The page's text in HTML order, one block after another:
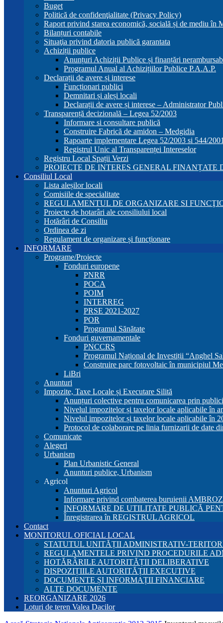
Buget
Politică de confidenţialitate (Privacy Policy)
Raport privind starea economică, socială și de mediu în
Bilanțuri contabile
Situaţia privind datoria publică garantata
Achiziții publice
Anunțuri Achiziții Publice și finanțări
Programul Anual al Achizițiilor Publice P.A.A.P.
Declarații de avere și interese
Funcționari publici
Demnitari și aleși locali
Declarații de avere și interese – Administrator
Transparență decizională – Legea 52/2003
Informare si consultare publică
Construire Fabrică de amidon – Medgidia
Rapoarte implementare Legea 52/2003 si 544/2001
Registrul Unic al Transparenței Intereselor
Registru Local Spații Verzi
PROIECTE DE INTERES GENERAL
Consiliul Local
Lista aleșilor locali
Comisiile de specialitate
REGULAMENTUL DE ORGANIZARE SI
Proiecte de hotarâri ale consiliului local
Hotărâri de Consiliu
Ordinea de zi
Regulament de organizare și funcționare
INFORMARE
Programe/Proiecte
Fonduri europene
PNRR
POCA
POIM
INTERREG
PRSE 2021-2027
POR
Programul Sănătate
Fonduri guvernamentale
PNCCRS
Programul Național de Investiții “Anghel
Construire parc fotovoltaic în municipiul
LiBri
Anunturi
Impozite, Taxe Locale și Executare Silită
Anunțuri colective pentru comunicarea prin
Nivelul impozitelor și taxelor locale aplicabile în
Nivelul impozitelor și taxelor locale aplicabile în
Protocol de colaborare pe linia furnizarii de date
Comunicate
Alegeri
Urbanism
Plan Urbanistic General
Anunturi publice, Urbanism
Agricol
Anunturi Agricol
Informare privind combaterea buruienii
INFORMARE DE UTILITATE PUBLICĂ
Înregistrarea în REGISTRUL AGRICOL
Contact
MONITORUL OFICIAL LOCAL
STATUTUL UNITĂȚII ADMINISTRATIV-
REGULAMENTELE PRIVIND PROCEDURILE
HOTĂRÂRILE AUTORITĂȚII DELIBERATIVE
DISPOZIȚIILE AUTORITĂȚII EXECUTIVE
DOCUMENTE ȘI INFORMAȚII FINANCIARE
ALTE DOCUMENTE
REORGANIZARE 2026
Loturi de teren Valea Dacilor